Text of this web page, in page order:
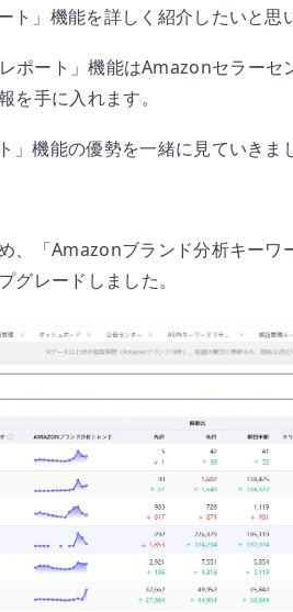
」機能を詳しく紹介したいと思
ート」機能はAmazonセラーセ
手に入れます。
機能の優勢を一緒に見ていきま
、「Amazonブランド分析キーワ
グレードしました。